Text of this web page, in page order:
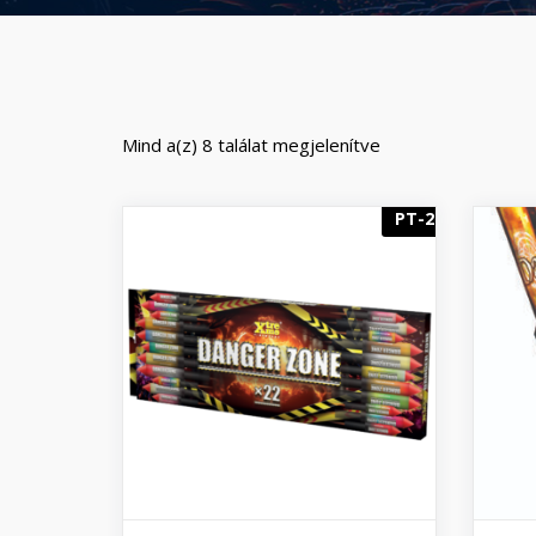
Mind a(z) 8 találat megjelenítve
PT-2